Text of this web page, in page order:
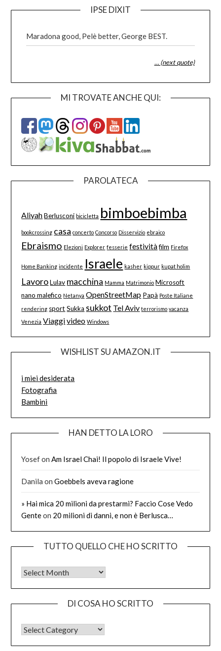
IPSE DIXIT
Maradona good, Pelè better, George BEST.
… (next quote)
MI TROVATE ANCHE QUI:
PAROLATECA
Aliyah Berlusconi bicicletta bimboebimba
bookcrossing casa concerto Concorso Disservizio ebraico
Ebraismo Elezioni Explorer fesserie festività film Firefox
Home Banking incidente Israele kasher kippur kupat holim
Lavoro Lulav macchina Mamma Matrimonio Microsoft
nano malefico Netanya OpenStreetMap Papà Poste Italiane
rendering sport Sukka sukkot Tel Aviv terrorismo vacanza
Venezia Viaggivideo Windows
WISHLIST SU AMAZON.IT
i miei desiderata
Fotografia
Bambini
HAN DETTO LA LORO
Yosefon Am Israel Chai! Il popolo di Israele Vive!
Danila onGoebbels aveva ragione
» Hai mica 20 milioni da prestarmi? Faccio Cose Vedo
Genteon 20 milioni di danni, e non è Berlusca…
TUTTO QUELLO CHE HO SCRITTO
Tutto quello che ho scritto
DI COSA HO SCRITTO
DI COSA HO SCRITTO